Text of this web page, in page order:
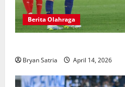
Berita Olahraga
Bryan Satria April 14, 2026